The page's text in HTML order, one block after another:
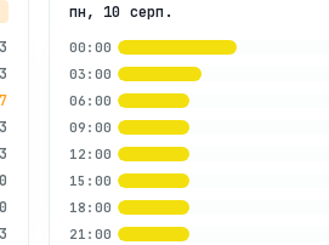
пн, 10 серп.
00:00
03:00
06:00
09:00
12:00
15:00
18:00
21:00